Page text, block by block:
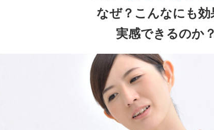
なぜ？こんなにも効
実感できるのか